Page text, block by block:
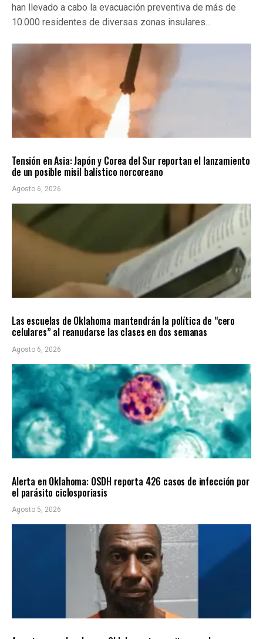
han llevado a cabo la evacuación preventiva de más de
10.000 residentes de diversas zonas insulares...
Tensión en Asia: Japón y Corea del Sur reportan el lanzamiento
de un posible misil balístico norcoreano
Agosto 6, 2026
Las escuelas de Oklahoma mantendrán la política de “cero
celulares” al reanudarse las clases en dos semanas
Agosto 6, 2026
Alerta en Oklahoma: OSDH reporta 426 casos de infección por
el parásito ciclosporiasis
Agosto 5, 2026